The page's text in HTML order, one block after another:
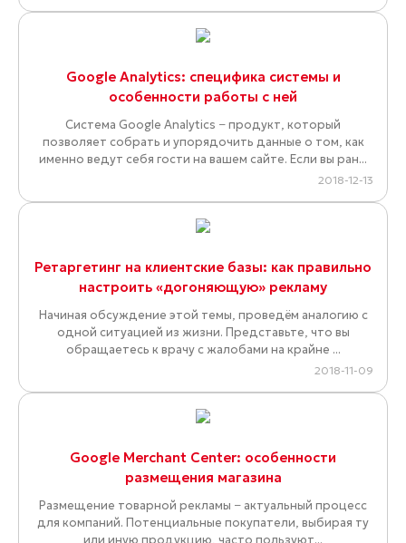
Google Analytics: специфика системы и
особенности работы с ней
Система Google Analytics − продукт, который
позволяет собрать и упорядочить данные о том, как
именно ведут себя гости на вашем сайте. Если вы ран...
2018-12-13
Ретаргетинг на клиентские базы: как правильно
настроить «догоняющую» рекламу
Начиная обсуждение этой темы, проведём аналогию с
одной ситуацией из жизни. Представьте, что вы
обращаетесь к врачу с жалобами на крайне ...
2018-11-09
Google Merchant Center: особенности
размещения магазина
Размещение товарной рекламы − актуальный процесс
для компаний. Потенциальные покупатели, выбирая ту
или иную продукцию, часто пользуют...